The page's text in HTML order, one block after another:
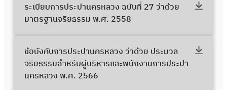
ระเบียบการประปานครหลวง ฉบับที่ 27 ว่าด้วย
มาตรฐานจริยธรรม พ.ศ. 2558
ข้อบังคับการประปานครหลวง ว่าด้วย ประมวล
จริยธรรมสำหรับผู้บริหารและพนักงานการประปา
นครหลวง พ.ศ. 2566